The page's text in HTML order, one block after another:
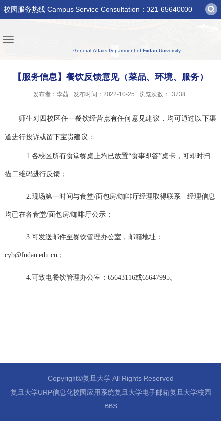
校园服务热线 Campus Service Consultation：021-65640000
【服务信息】餐饮反馈意见（菜品、环境、服务）
发布者：李茜 发布时间：2022-10-25 浏览次数： 3738
师生对四校区任一餐饮经营点有任何意见建议，均可通过以下渠
道进行投诉或留下宝贵建议：
1.各校区所有食堂餐桌上均已放置“食事即答”桌卡，可即时扫
描二维码进行反馈；
2.现场第一时间与食堂/面包房/咖啡厅经理取得联系，经理信息
均已在各食堂/面包房/咖啡厅公示；
3.可发送邮件至餐饮管理办公室，邮箱地址：
cyb@fudan.edu.cn；
4.可致电餐饮管理办公室： 65643116或65647995。
Copyright©复旦大学 All Rights Reserved
复旦大学URP信息化校园应用系统复旦大学电子邮箱复旦大学校园
BBS